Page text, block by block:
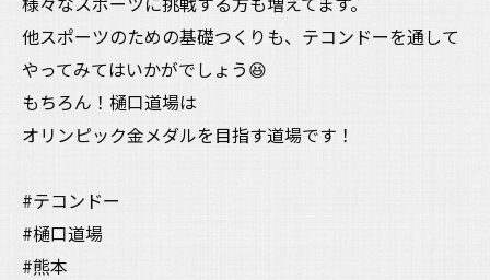
他スポーツのための基礎つくりも、テコンドーを通して
やってみてはいかがでしょう😆
もちろん！樋口道場は
オリンピック金メダルを目指す道場です！
#テコンドー
#樋口道場
#熊本